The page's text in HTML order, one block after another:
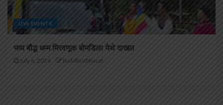
LIVE EVENTS
भव्य बौद्ध धम्म मिरवणूक बोमडिला येथे दाखल
July 6, 2026 buddhistbharat